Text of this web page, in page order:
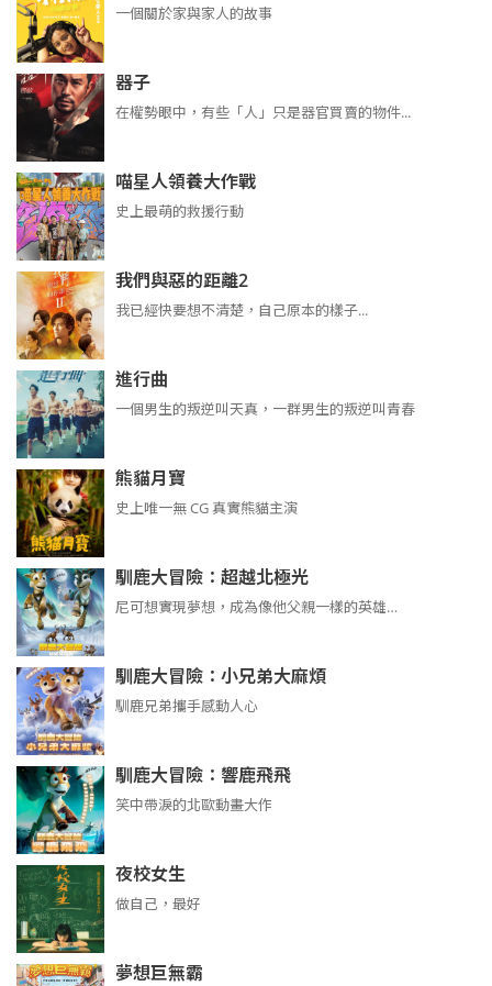
一個關於家與家人的故事
器子
在權勢眼中，有些「人」只是器官買賣的物件...
喵星人領養大作戰
史上最萌的救援行動
我們與惡的距離2
我已經快要想不清楚，自己原本的樣子...
進行曲
​​​一個男生的叛逆叫天真，一群男生的叛逆叫青春
熊貓月寶
史上唯一無 CG 真實熊貓主演
馴鹿大冒險：超越北極光
尼可想實現夢想，成為像他父親一樣的英雄…
馴鹿大冒險：小兄弟大麻煩
馴鹿兄弟攜手感動人心
馴鹿大冒險：響鹿飛飛
笑中帶淚的北歐動畫大作
夜校女生
做自己，最好
夢想巨無霸